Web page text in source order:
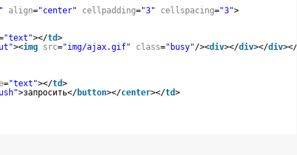
align="center" cellpadding="3" cellspacing="3">
"text"></td>
><img src="img/ajax.gif" class="busy"/><div></div></div></
="text"></td>
>запросить</button></center></td>